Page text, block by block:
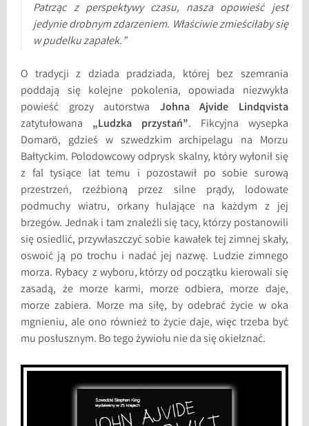
Patrząc z perspektywy czasu, nasza opowieść jest
jedynie drobnym zdarzeniem. Właściwie zmieściłaby się
w pudelku zapałek.”
O tradycji z dziada pradziada, której bez szemrania
poddają się kolejne pokolenia, opowiada niezwykła
powieść grozy autorstwa Johna Ajvide Lindqvista
zatytułowana „Ludzka przystań”. Fikcyjna wysepka
Domarö, gdzieś w szwedzkim archipelagu na Morzu
Bałtyckim. Polodowcowy odprysk skalny, który wyłonił się
z fal tysiące lat temu i pozostawił po sobie surową
przestrzeń, rzeźbioną przez silne prądy, lodowate
podmuchy wiatru, orkany hulające na każdym z jej
brzegów. Jednak i tam znaleźli się tacy, którzy postanowili
się osiedlić, przywłaszczyć sobie kawałek tej zimnej skały,
oswoić ją po trochu i nadać jej nazwę. Ludzie zimnego
morza. Rybacy z wyboru, którzy od początku kierowali się
zasadą, że morze karmi, morze odbiera, morze daje,
morze zabiera. Morze ma siłę, by odebrać życie w oka
mgnieniu, ale ono również to życie daje, więc trzeba być
mu posłusznym. Bo tego żywiołu nie da się okiełznać.